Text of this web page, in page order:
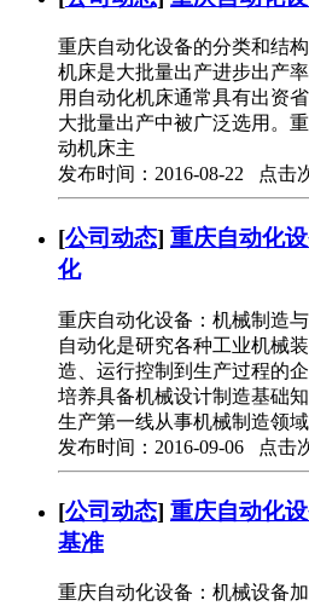
重庆自动化设备的分类和结
机床是大批量出产进步出产
用自动化机床通常具有出资
大批量出产中被广泛选用。
动机床主
发布时间：2016-08-22 点击
[公司动态] 重庆自动化
化
重庆自动化设备：机械制造
自动化是研究各种工业机械
造、运行控制到生产过程的
培养具备机械设计制造基础
生产第一线从事机械制造领
发布时间：2016-09-06 点击
[公司动态] 重庆自动化
基准
重庆自动化设备：机械设备